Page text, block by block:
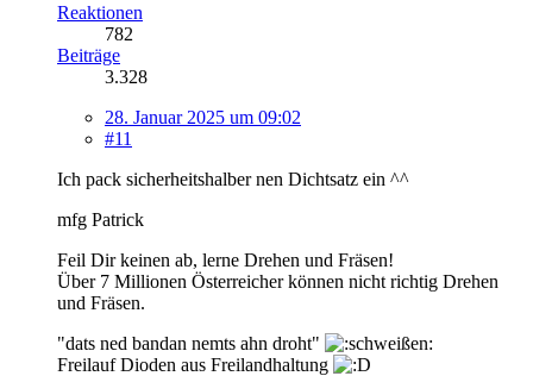
Reaktionen
782
Beiträge
3.328
28. Januar 2025 um 09:02
#11
Ich pack sicherheitshalber nen Dichtsatz ein ^^
mfg Patrick
Feil Dir keinen ab, lerne Drehen und Fräsen!
Über 7 Millionen Österreicher können nicht richtig Drehen
und Fräsen.
"dats ned bandan nemts ahn droht"
Freilauf Dioden aus Freilandhaltung